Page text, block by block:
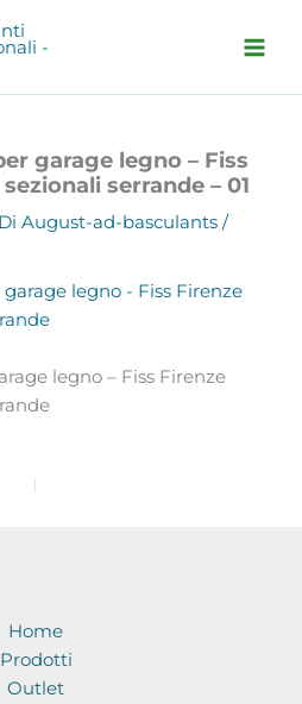
garage legno – Fiss
serrande – 01
August-ad-basculants/
legno – Fiss Firenze
Home
Prodotti
Outlet